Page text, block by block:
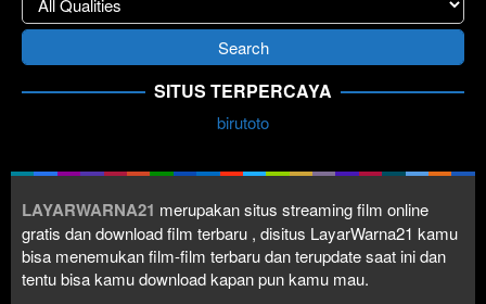
SITUS TERPERCAYA
birutoto
LAYARWARNA21 merupakan situs streaming film online
gratis dan download film terbaru , disitus LayarWarna21 kamu
bisa menemukan film-film terbaru dan terupdate saat ini dan
tentu bisa kamu download kapan pun kamu mau.